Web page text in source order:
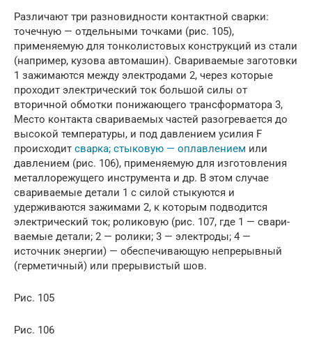
Различают три разновидности кон­тактной сварки:
точечную — отдель­ными точками (рис. 105),
применяемую для тонколистовых конструкций из стали
(например, кузова автомашин). Сваривае­мые заготовки
1 зажимаются между элек­тродами 2, через которые
проходит элект­рический ток большой силы от
вторичной обмотки понижающего трансформатора 3,
Место контакта свариваемых частей разо­гревается до
высокой температуры, и под давлением усилия F
происходит сварка; стыковую — оплавлением или
давлением (рис. 106), применяемую для изготовления
металлорежущего инструмента и др. В этом случае
сваривае­мые детали 1 с силой стыкуются и
удерживаются зажимами 2, к которым подводится
электрический ток; роликовую (рис. 107, где 1 — свари­
ваемые детали; 2 — ролики; 3 — электроды; 4 —
источник энергии) — обес­печивающую непрерывный
(герметичный) или прерывистый шов.
Рис. 105
Рис. 106